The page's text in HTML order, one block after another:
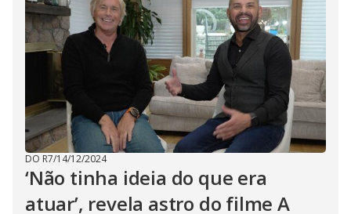
DO R7/14/12/2024
‘Não tinha ideia do que era
atuar’, revela astro do filme A